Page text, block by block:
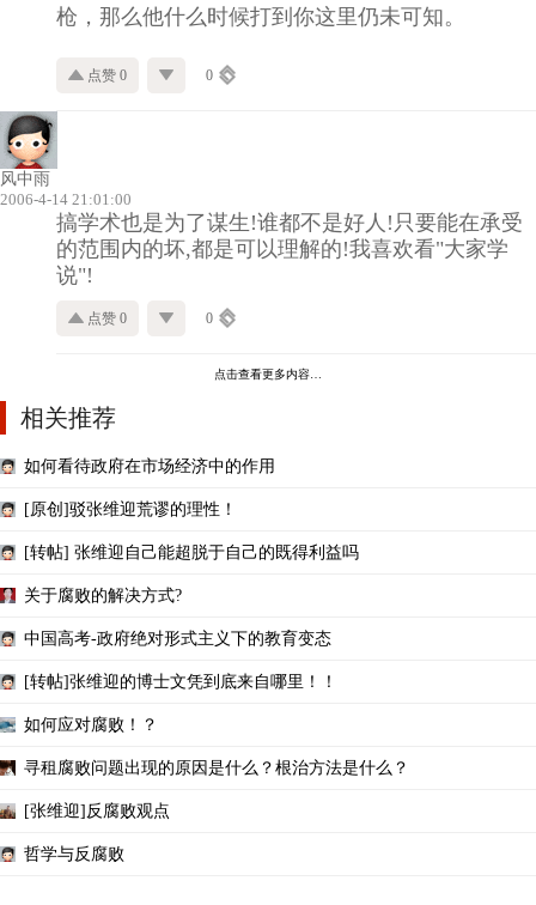
枪，那么他什么时候打到你这里仍未可知。
点赞 0 0
风中雨
2006-4-14 21:01:00
搞学术也是为了谋生!谁都不是好人!只要能在承受
的范围内的坏,都是可以理解的!我喜欢看"大家学
说"!
点赞 0 0
点击查看更多内容…
相关推荐
如何看待政府在市场经济中的作用
[原创]驳张维迎荒谬的理性！
[转帖] 张维迎自己能超脱于自己的既得利益吗
关于腐败的解决方式?
中国高考-政府绝对形式主义下的教育变态
[转帖]张维迎的博士文凭到底来自哪里！！
如何应对腐败！？
寻租腐败问题出现的原因是什么？根治方法是什么？
[张维迎]反腐败观点
哲学与反腐败